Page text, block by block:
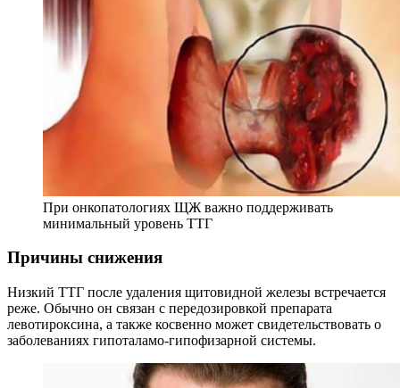
При онкопатологиях ЩЖ важно поддерживать
минимальный уровень ТТГ
Причины снижения
Низкий ТТГ после удаления щитовидной железы встречается
реже. Обычно он связан с передозировкой препарата
левотироксина, а также косвенно может свидетельствовать о
заболеваниях гипоталамо-гипофизарной системы.